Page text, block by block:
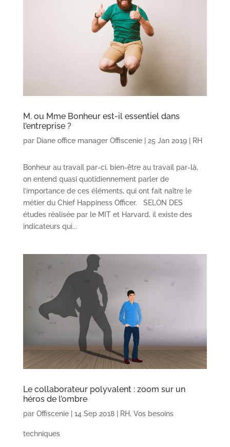
M. ou Mme Bonheur est-il essentiel dans
l’entreprise ?
par Diane office manager Offiscenie| 25 Jan 2019| RH
Bonheur au travail par-ci, bien-être au travail par-là,
on entend quasi quotidiennement parler de
l’importance de ces éléments, qui ont fait naître le
métier du Chief Happiness Officer. SELON DES
études réalisée par le MIT et Harvard, il existe des
indicateurs qui...
Le collaborateur polyvalent : zoom sur un
héros de l’ombre
par Offiscenie| 14 Sep 2018| RH, Vos besoins
techniques